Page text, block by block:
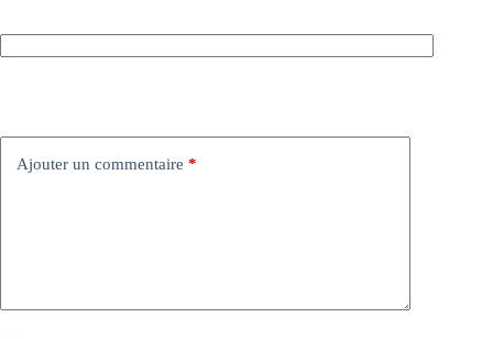
Ajouter un commentaire *